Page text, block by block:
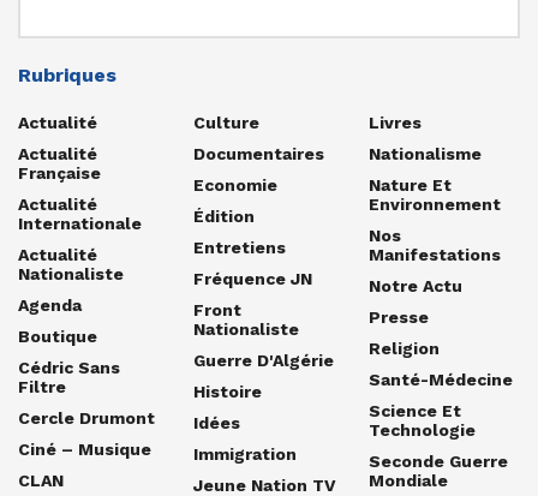
Rubriques
Actualité
Actualité
Française
Actualité
Internationale
Actualité
Nationaliste
Agenda
Boutique
Cédric Sans
Filtre
Cercle Drumont
Ciné – Musique
CLAN
Culture
Documentaires
Economie
Édition
Entretiens
Fréquence JN
Front
Nationaliste
Guerre D'Algérie
Histoire
Idées
Immigration
Jeune Nation TV
Livres
Nationalisme
Nature Et
Environnement
Nos
Manifestations
Notre Actu
Presse
Religion
Santé-Médecine
Science Et
Technologie
Seconde Guerre
Mondiale